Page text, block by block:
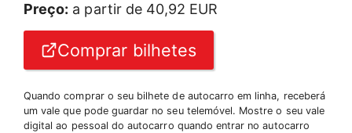
Preço: a partir de 40,92 EUR
Comprar bilhetes
Quando comprar o seu bilhete de autocarro em linha, receberá
um vale que pode guardar no seu telemóvel. Mostre o seu vale
digital ao pessoal do autocarro quando entrar no autocarro